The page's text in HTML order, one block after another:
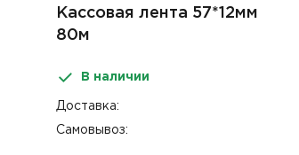
Кассовая лента 57*12мм
80м
В наличии
Доставка:
Самовывоз: